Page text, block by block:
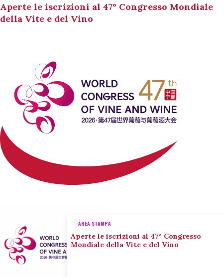
Aperte le iscrizioni al 47° Congresso Mondiale
della Vite e del Vino
AREA STAMPA
Aperte le iscrizioni al 47° Congresso
Mondiale della Vite e del Vino